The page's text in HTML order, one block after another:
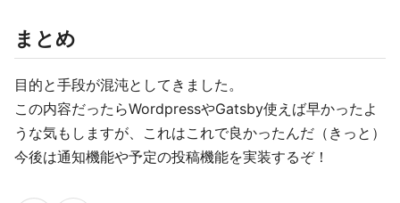
まとめ
目的と手段が混沌としてきました。
この内容だったらWordpressやGatsby使えば早かったよ
うな気もしますが、これはこれで良かったんだ（きっと）
今後は通知機能や予定の投稿機能を実装するぞ！